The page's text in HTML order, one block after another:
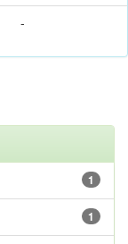
-
1
1